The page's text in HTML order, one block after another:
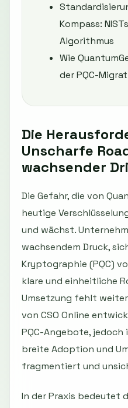
Kompass:
Algorithmus
Wie
der PQC-
Die
Unscharfe
wachsender
Die Gefahr, die von
heutige
und wächst.
wachsendem Druck,
Kryptographie (PQC)
klare und einheitliche
Umsetzung fehlt
von CSO Online
PQC-Angebote,
breite Adoption und
fragmentiert und
In der Praxis bedeutet